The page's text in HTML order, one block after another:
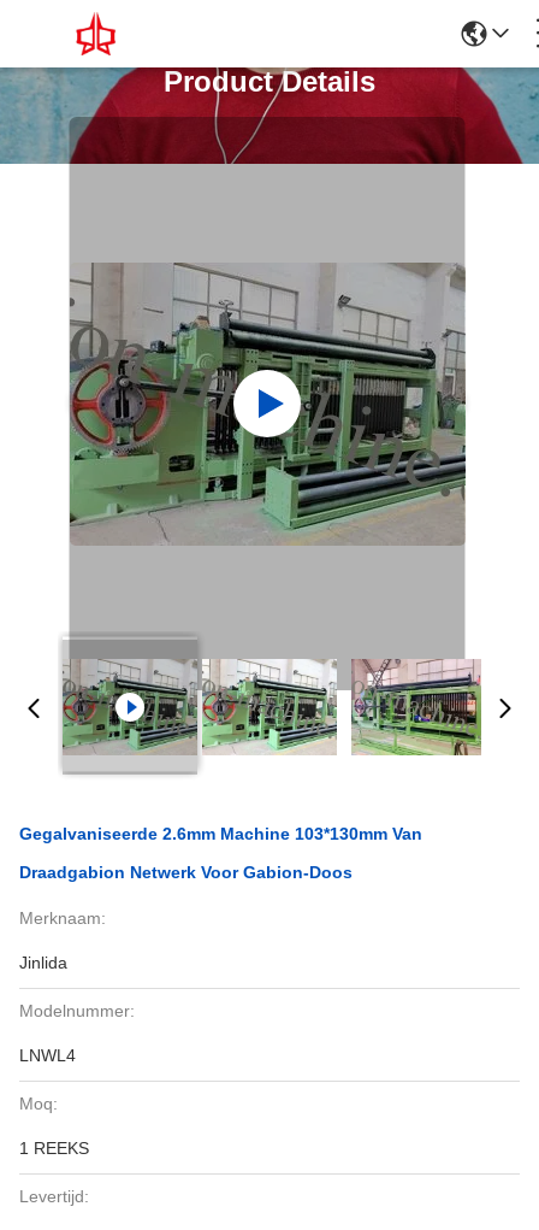
Product Details
Gegalvaniseerde 2.6mm Machine 103*130mm Van
Draadgabion Netwerk Voor Gabion-Doos
Merknaam:
Jinlida
Modelnummer:
LNWL4
Moq:
1 REEKS
Levertijd: